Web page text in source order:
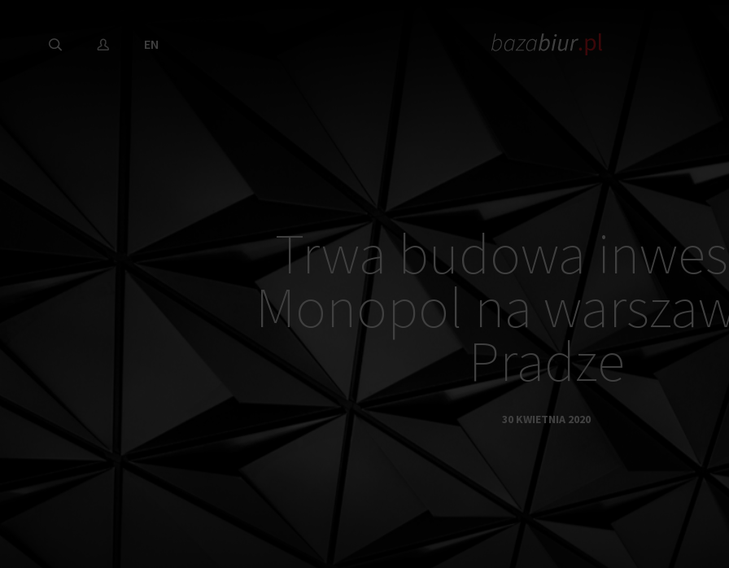
EN
Trwa budowa
Monopol na
Pradze
30 KWIETNIA 2020